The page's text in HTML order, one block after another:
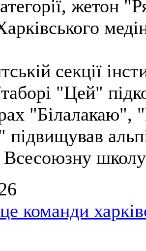
жетон
секції
"Цей"
"Білалакаю",
Всесоюзну
команди